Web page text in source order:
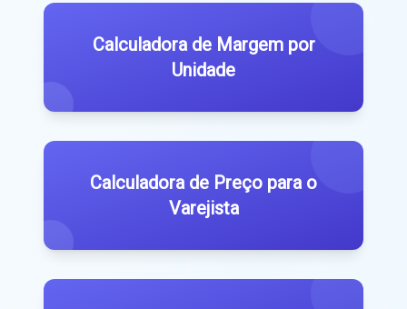
Calculadora de Margem por
Unidade
Calculadora de Preço para o
Varejista